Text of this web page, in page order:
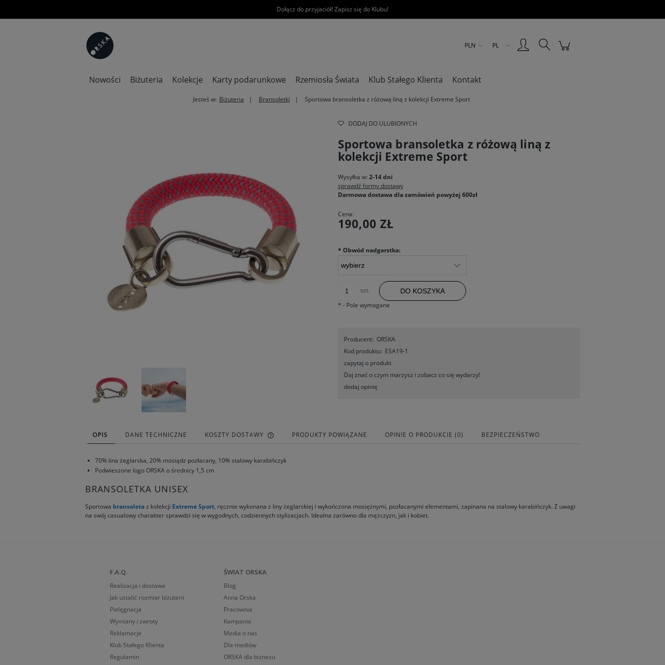
Dołącz do przyjaciół! Zapisz się do Klubu!
PLN PL
Nowości Biżuteria Kolekcje Karty podarunkowe Rzemiosła Świata Klub Stałego Klienta Kontakt
Jesteś w: Biżuteria Bransoletki Sportowa bransoletka z różową liną z kolekcji Extreme Sport
DODAJ DO ULUBIONYCH
Sportowa bransoletka z różową liną z
kolekcji Extreme Sport
Wysyłka w: 2-14 dni
sprawdź formy dostawy
Darmowa dostawa dla zamówień powyżej 600zł
Cena:
190,00 ZŁ
* Obwód nadgarstka:
szt. DO KOSZYKA
* - Pole wymagane
Producent: ORSKA
Kod produktu: ESA19-1
zapytaj o produkt
Daj znać o czym marzysz i zobacz co się wydarzy!
dodaj opinię
OPIS DANE TECHNICZNE KOSZTY DOSTAWY PRODUKTY POWIĄZANE OPINIE O PRODUKCIE (0) BEZPIECZEŃSTWO
70% lina żeglarska, 20% mosiądz pozłacany, 10% stalowy karabińczyk
Podwieszone logo ORSKA o średnicy 1,5 cm
BRANSOLETKA UNISEX
Sportowa bransoletaz kolekcji Extreme Sport, ręcznie wykonana z liny żeglarskiej i wykończona mosiężnymi, pozłacanymi elementami, zapinana na stalowy karabińczyk. Z uwagi
na swój casualowy charakter sprawdzi się w wygodnych, codziennych stylizacjach. Idealna zarówno dla mężczyzn, jak i kobiet.
F.A.Q.
Realizacja i dostawa
Jak ustalić rozmiar biżuterii
Pielęgnacja
Wymiany i zwroty
Reklamacje
Klub Stałego Klienta
Regulamin
ŚWIAT ORSKA
Blog
Anna Orska
Pracownia
Kampanie
Media o nas
Dla mediów
ORSKA dla biznesu